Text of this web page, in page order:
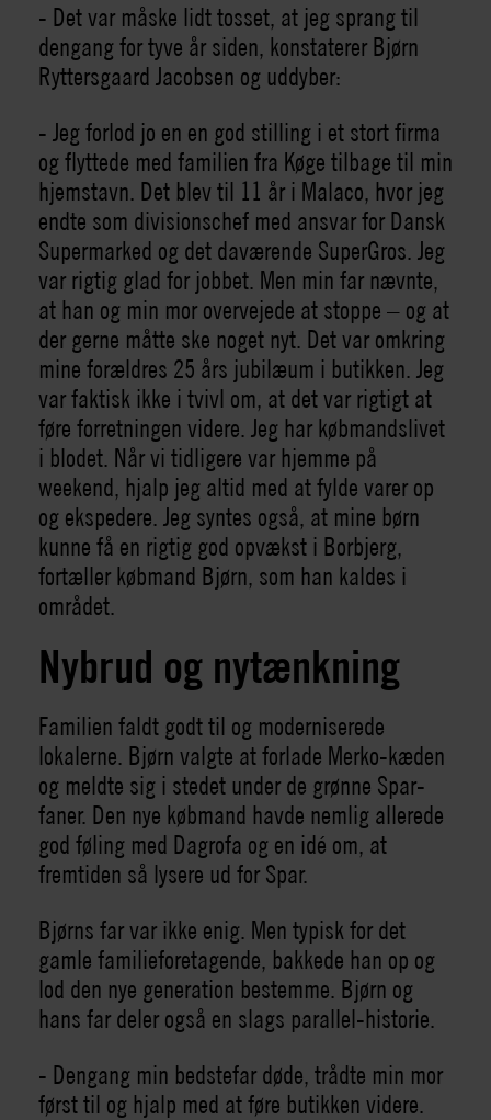
- Det var måske lidt tosset, at jeg sprang til
dengang for tyve år siden, konstaterer Bjørn
Ryttersgaard Jacobsen og uddyber:
- Jeg forlod jo en en god stilling i et stort firma
og flyttede med familien fra Køge tilbage til min
hjemstavn. Det blev til 11 år i Malaco, hvor jeg
endte som divisionschef med ansvar for Dansk
Supermarked og det daværende SuperGros. Jeg
var rigtig glad for jobbet. Men min far nævnte,
at han og min mor overvejede at stoppe – og at
der gerne måtte ske noget nyt. Det var omkring
mine forældres 25 års jubilæum i butikken. Jeg
var faktisk ikke i tvivl om, at det var rigtigt at
føre forretningen videre. Jeg har købmandslivet
i blodet. Når vi tidligere var hjemme på
weekend, hjalp jeg altid med at fylde varer op
og ekspedere. Jeg syntes også, at mine børn
kunne få en rigtig god opvækst i Borbjerg,
fortæller købmand Bjørn, som han kaldes i
området.
Nybrud og nytænkning
Familien faldt godt til og moderniserede
lokalerne. Bjørn valgte at forlade Merko-kæden
og meldte sig i stedet under de grønne Spar-
faner. Den nye købmand havde nemlig allerede
god føling med Dagrofa og en idé om, at
fremtiden så lysere ud for Spar.
Bjørns far var ikke enig. Men typisk for det
gamle familieforetagende, bakkede han op og
lod den nye generation bestemme. Bjørn og
hans far deler også en slags parallel-historie.
- Dengang min bedstefar døde, trådte min mor
først til og hjalp med at føre butikken videre.